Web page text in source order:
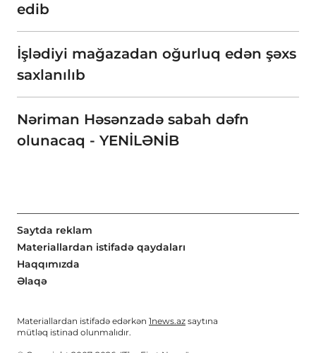
edib
İşlədiyi mağazadan oğurluq edən şəxs
saxlanılıb
Nəriman Həsənzadə sabah dəfn
olunacaq - YENİLƏNİB
Saytda reklam
Materiallardan istifadə qaydaları
Haqqımızda
Əlaqə
Materiallardan istifadə edərkən 1news.az saytına
mütləq istinad olunmalıdır.